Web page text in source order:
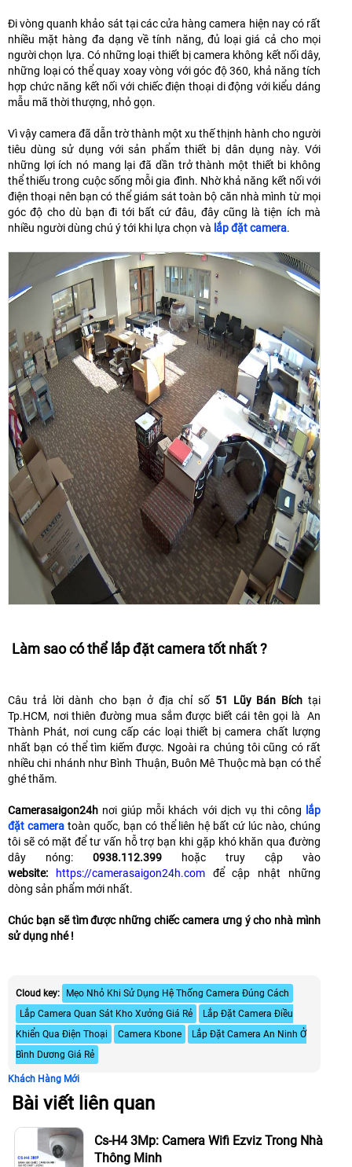
Đi vòng quanh khảo sát tại các cửa hàng camera hiện nay có rất
nhiều mặt hàng đa dạng về tính năng, đủ loại giá cả cho mọi
người chọn lựa. Có những loại thiết bị camera không kết nối dây,
những loại có thể quay xoay vòng với góc độ 360, khả năng tích
hợp chức năng kết nối với chiếc điện thoại di động với kiểu dáng
mẫu mã thời thượng, nhỏ gọn.
Vì vậy camera đã dẫn trờ thành một xu thế thịnh hành cho người
tiêu dùng sử dụng với sản phẩm thiết bị dân dụng này. Với
những lợi ích nó mang lại đã dần trở thành một thiết bi không
thể thiếu trong cuộc sống mỗi gia đình. Nhờ khả năng kết nối với
điện thoại nên bạn có thể giám sát toàn bộ căn nhà mình từ mọi
góc độ cho dù bạn đi tới bất cứ đâu, đây cũng là tiện ích mà
nhiều người dùng chú ý tới khi lựa chọn và lắp đặt camera.
Làm sao có thể lắp đặt camera tốt nhất ?
Câu trả lời dành cho bạn ở địa chỉ số 51 Lũy Bán Bích tại
Tp.HCM, nơi thiên đường mua sắm được biết cái tên gọi là An
Thành Phát, nơi cung cấp các loại thiết bị camera chất lượng
nhất bạn có thể tìm kiếm được. Ngoài ra chúng tôi cũng có rất
nhiều chi nhánh như Bình Thuận, Buôn Mê Thuộc mà bạn có thể
ghé thăm.
Camerasaigon24h nơi giúp mỗi khách với dịch vụ thi công lắp
đặt cameratoàn quốc, bạn có thể liên hệ bất cứ lúc nào, chúng
tôi sẽ có mặt để tư vấn hỗ trợ bạn khi gặp khó khăn qua đường
dây nóng: 0938.112.399 hoặc truy cập vào
website:
https://camerasaigon24h.com
để cập nhật những
dòng sản phẩm mới nhất.
Chúc bạn sẽ tìm được những chiếc camera ưng ý cho nhà mình
sử dụng nhé !
Cloud key:
Mẹo Nhỏ Khi Sử Dụng Hệ Thống Camera Đúng Cách
Lắp Camera Quan Sát Kho Xưởng Giá Rẻ
Lắp Đặt Camera Điều
Khiển Qua Điện Thoại
Camera Kbone
Lắp Đặt Camera An Ninh Ở
Bình Dương Giá Rẻ
Khách Hàng Mới
Bài viết liên quan
Cs-H4 3Mp: Camera Wifi Ezviz Trong Nhà
Thông Minh